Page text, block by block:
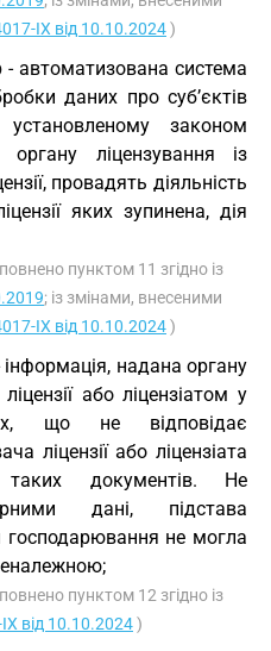
IX від 10.10.2024)
- автоматизована система
даних про суб’єктів
законом
ліцензування із
провадять діяльність
яких зупинена, дія
пунктом 11 згідно із
; із змінами, внесеними
IX від 10.10.2024)
інформація, надана органу
або ліцензіатом у
що не відповідає
ліцензії або ліцензіата
документів. Не
дані, підстава
господарювання не могла
пунктом 12 згідно із
від 10.10.2024)